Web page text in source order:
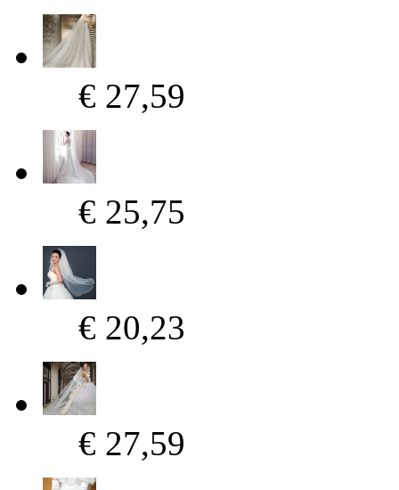
€ 27,59
€ 25,75
€ 20,23
€ 27,59